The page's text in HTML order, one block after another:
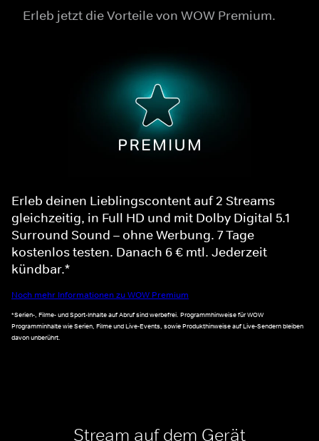
Erleb jetzt die Vorteile von WOW Premium.
Erleb deinen Lieblingscontent auf 2 Streams
gleichzeitig, in Full HD und mit Dolby Digital 5.1
Surround Sound – ohne Werbung. 7 Tage
kostenlos testen. Danach 6 € mtl. Jederzeit
kündbar.*
Noch mehr Informationen zu WOW Premium
*Serien-, Filme- und Sport-Inhalte auf Abruf sind werbefrei. Programmhinweise für WOW
Programminhalte wie Serien, Filme und Live-Events, sowie Produkthinweise auf Live-Sendern bleiben
davon unberührt.
Stream auf dem Gerät